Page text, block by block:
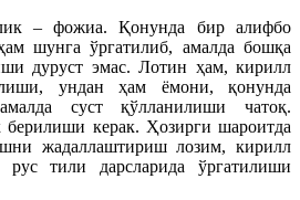
– фожиа. Қонунда бир алифбо
шунга ўргатилиб, амалда бошқа
дуруст эмас. Лотин ҳам, кирилл
ундан ҳам ёмони, қонунда
суст қўлланилиши чатоқ.
берилиши керак. Ҳозирги шароитда
жадаллаштириш лозим, кирилл
рус тили дарсларида ўргатилиши